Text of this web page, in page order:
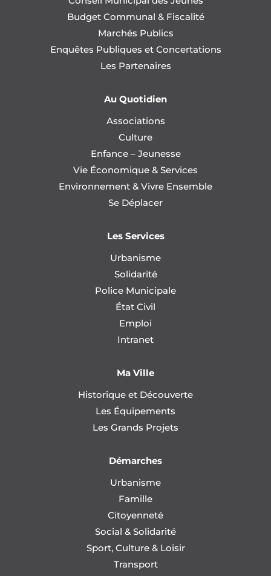
Budget Communal & Fiscalité
Marchés Publics
Enquêtes Publiques et Concertations
Les Partenaires
Au Quotidien
Associations
Culture
Enfance – Jeunesse
Vie Économique & Services
Environnement & Vivre Ensemble
Se Déplacer
Les Services
Urbanisme
Solidarité
Police Municipale
État Civil
Emploi
Intranet
Ma Ville
Historique et Découverte
Les Équipements
Les Grands Projets
Démarches
Urbanisme
Famille
Citoyenneté
Social & Solidarité
Sport, Culture & Loisir
Transport